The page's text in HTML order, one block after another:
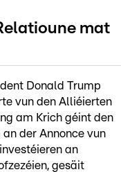
mat
Donald Trump
vun den Alliéierten
am Krich géint den
der Annonce vun
an
gesäit